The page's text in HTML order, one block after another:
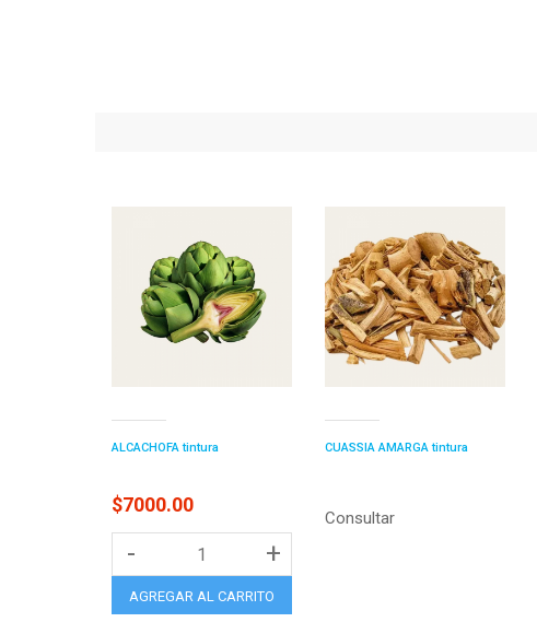
ALCACHOFA tintura
$7000.00
- +
AGREGAR AL CARRITO
CUASSIA AMARGA tintura
Consultar